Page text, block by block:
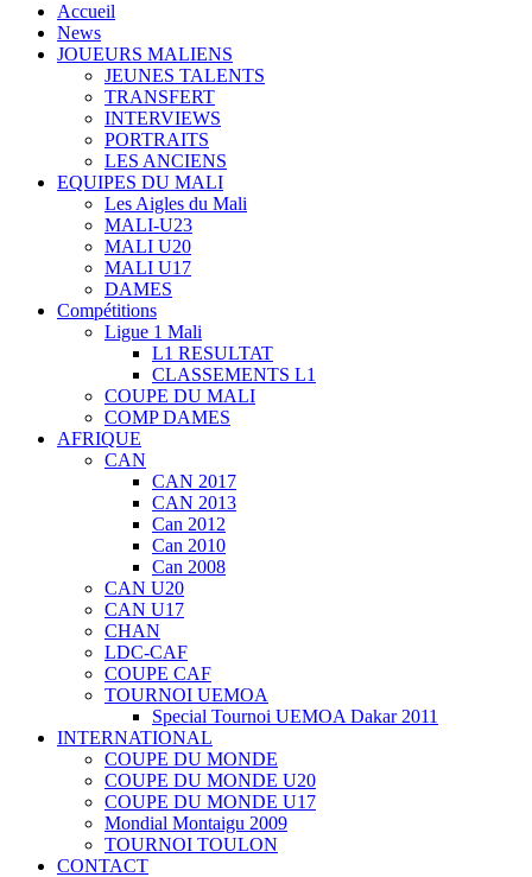
Accueil
News
JOUEURS MALIENS
JEUNES TALENTS
TRANSFERT
INTERVIEWS
PORTRAITS
LES ANCIENS
EQUIPES DU MALI
Les Aigles du Mali
MALI-U23
MALI U20
MALI U17
DAMES
Compétitions
Ligue 1 Mali
L1 RESULTAT
CLASSEMENTS L1
COUPE DU MALI
COMP DAMES
AFRIQUE
CAN
CAN 2017
CAN 2013
Can 2012
Can 2010
Can 2008
CAN U20
CAN U17
CHAN
LDC-CAF
COUPE CAF
TOURNOI UEMOA
Special Tournoi UEMOA Dakar 2011
INTERNATIONAL
COUPE DU MONDE
COUPE DU MONDE U20
COUPE DU MONDE U17
Mondial Montaigu 2009
TOURNOI TOULON
CONTACT